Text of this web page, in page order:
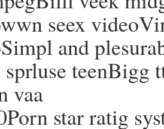
seex
and
teenBigg
vaa
star ratig